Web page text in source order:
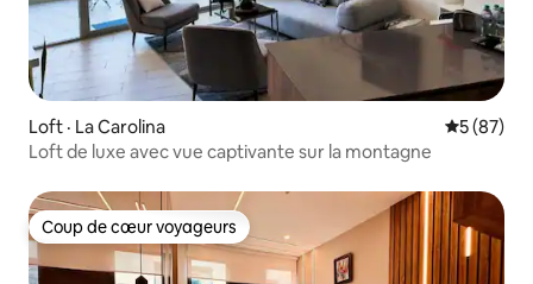
Loft · La Carolina Note
5 (87)
Loft de luxe avec vue captivante sur la montagne
Coup de cœur voyageurs
Coup de cœur voyageurs